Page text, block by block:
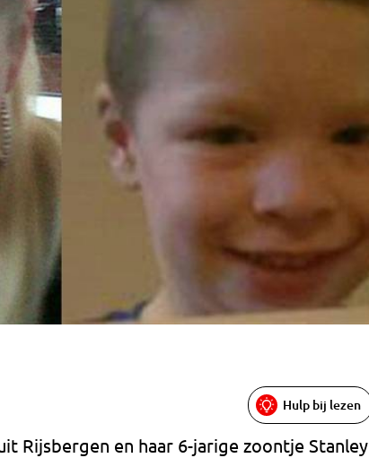
Hulp bij lezen
Rijsbergen en haar 6-jarige zoontje Stanley